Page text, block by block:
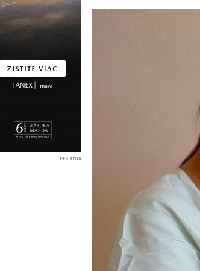
reklama